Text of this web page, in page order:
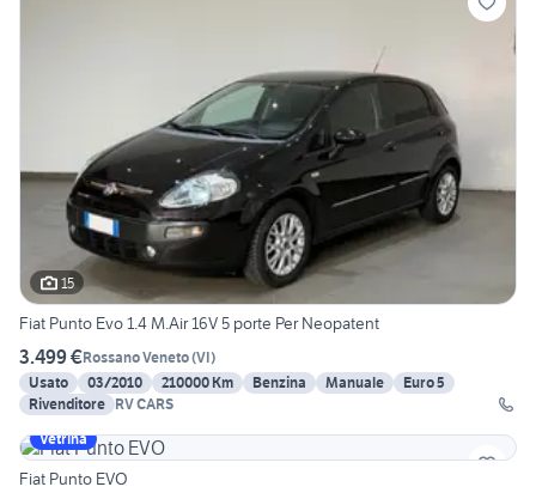
15
Fiat Punto Evo 1.4 M.Air 16V 5 porte Per Neopatent
3.499 €Rossano Veneto(VI)
Usato
03/2010 210000 Km Benzina Manuale
Euro 5
Rivenditore RV CARS
Vetrina
Fiat Punto EVO